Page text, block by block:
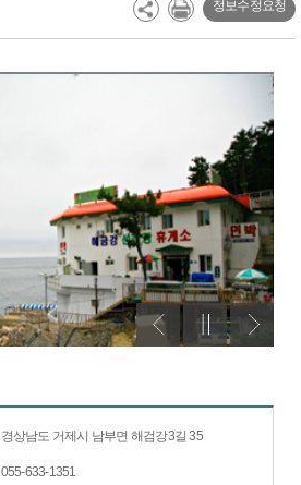
정보수정요청
경상남도 거제시 남부면 해검강3길 35
055-633-1351